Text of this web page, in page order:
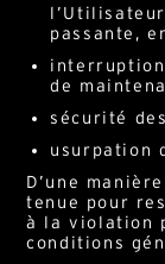
passante,
de
sécurité
usurpation
D’une
tenue pour
à la violation
conditions
Alternative: